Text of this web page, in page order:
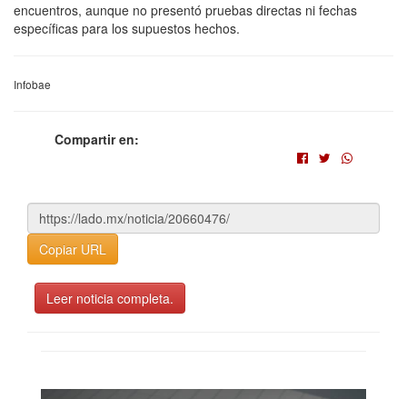
encuentros, aunque no presentó pruebas directas ni fechas
específicas para los supuestos hechos.
Infobae
Compartir en:
Copiar URL
Leer noticia completa.